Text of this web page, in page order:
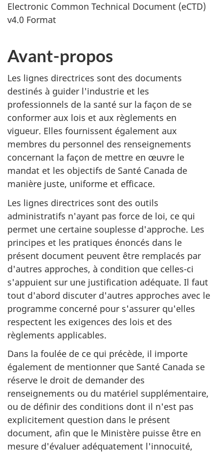
Electronic Common Technical Document (eCTD)
v4.0 Format
Avant-propos
Les lignes directrices sont des documents
destinés à guider l'industrie et les
professionnels de la santé sur la façon de se
conformer aux lois et aux règlements en
vigueur. Elles fournissent également aux
membres du personnel des renseignements
concernant la façon de mettre en œuvre le
mandat et les objectifs de Santé Canada de
manière juste, uniforme et efficace.
Les lignes directrices sont des outils
administratifs n'ayant pas force de loi, ce qui
permet une certaine souplesse d'approche. Les
principes et les pratiques énoncés dans le
présent document peuvent être remplacés par
d'autres approches, à condition que celles-ci
s'appuient sur une justification adéquate. Il faut
tout d'abord discuter d'autres approches avec le
programme concerné pour s'assurer qu'elles
respectent les exigences des lois et des
règlements applicables.
Dans la foulée de ce qui précède, il importe
également de mentionner que Santé Canada se
réserve le droit de demander des
renseignements ou du matériel supplémentaire,
ou de définir des conditions dont il n'est pas
explicitement question dans le présent
document, afin que le Ministère puisse être en
mesure d'évaluer adéquatement l'innocuité,